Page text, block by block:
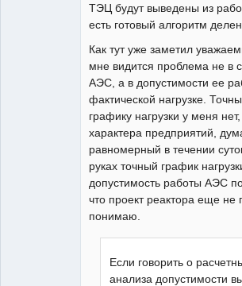
ТЭЦ будут выведены из
есть готовый алгоритм
Как тут уже заметил
мне видится проблема не в
АЭС, а в допустимости ее
фактической нагрузке.
графику нагрузки у меня
характера предприятий,
равномерный в течении
руках точный график
допустимость работы АЭС
что проект реактора еще не
понимаю.
Если говорить о
анализа допустимости